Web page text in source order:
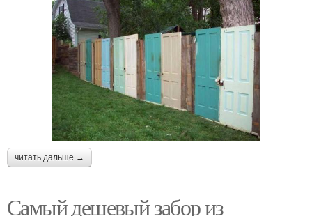
читать дальше →
Самый дешевый забор из